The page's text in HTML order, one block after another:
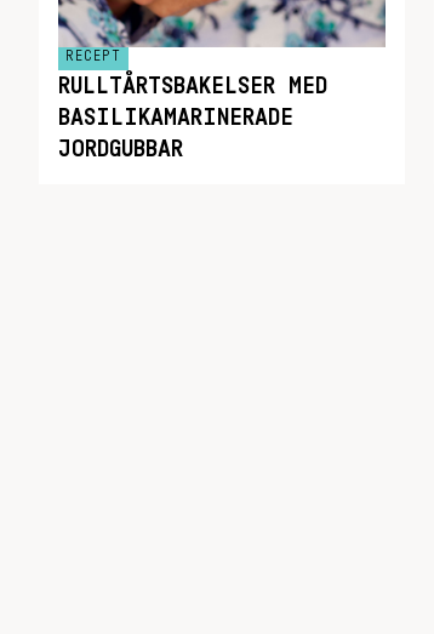
RECEPT
RULLTÅRTSBAKELSER MED
BASILIKAMARINERADE
JORDGUBBAR